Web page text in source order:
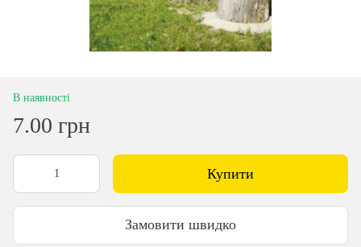
В наявності
7.00 грн
Купити
Замовити швидко